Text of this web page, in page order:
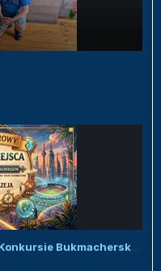
Honorowy dyplom w Malawijskim Konkursie Bukmacherskim :)